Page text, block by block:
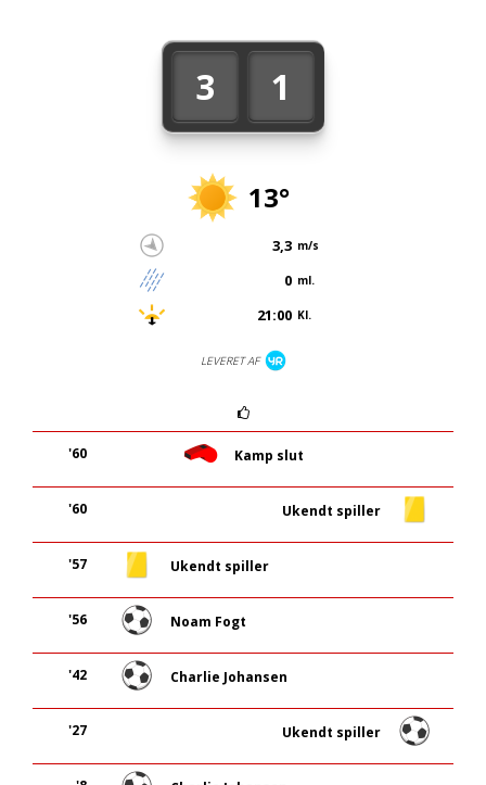
3 1
13°
3,3 m/s
0 ml.
21:00 Kl.
LEVERET AF
'60 Kamp slut
'60 Ukendt spiller
'57 Ukendt spiller
'56 Noam Fogt
'42 Charlie Johansen
'27 Ukendt spiller